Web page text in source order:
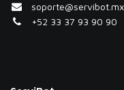
soporte@servibot.mx
+52 33 37 93 90 90